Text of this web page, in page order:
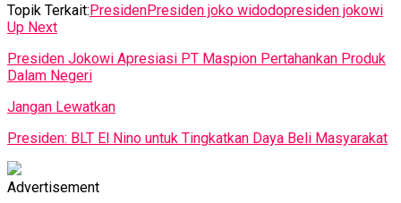
Topik Terkait:PresidenPresiden joko widodopresiden jokowi
Up Next
Presiden Jokowi Apresiasi PT Maspion Pertahankan Produk
Dalam Negeri
Jangan Lewatkan
Presiden: BLT El Nino untuk Tingkatkan Daya Beli Masyarakat
Advertisement